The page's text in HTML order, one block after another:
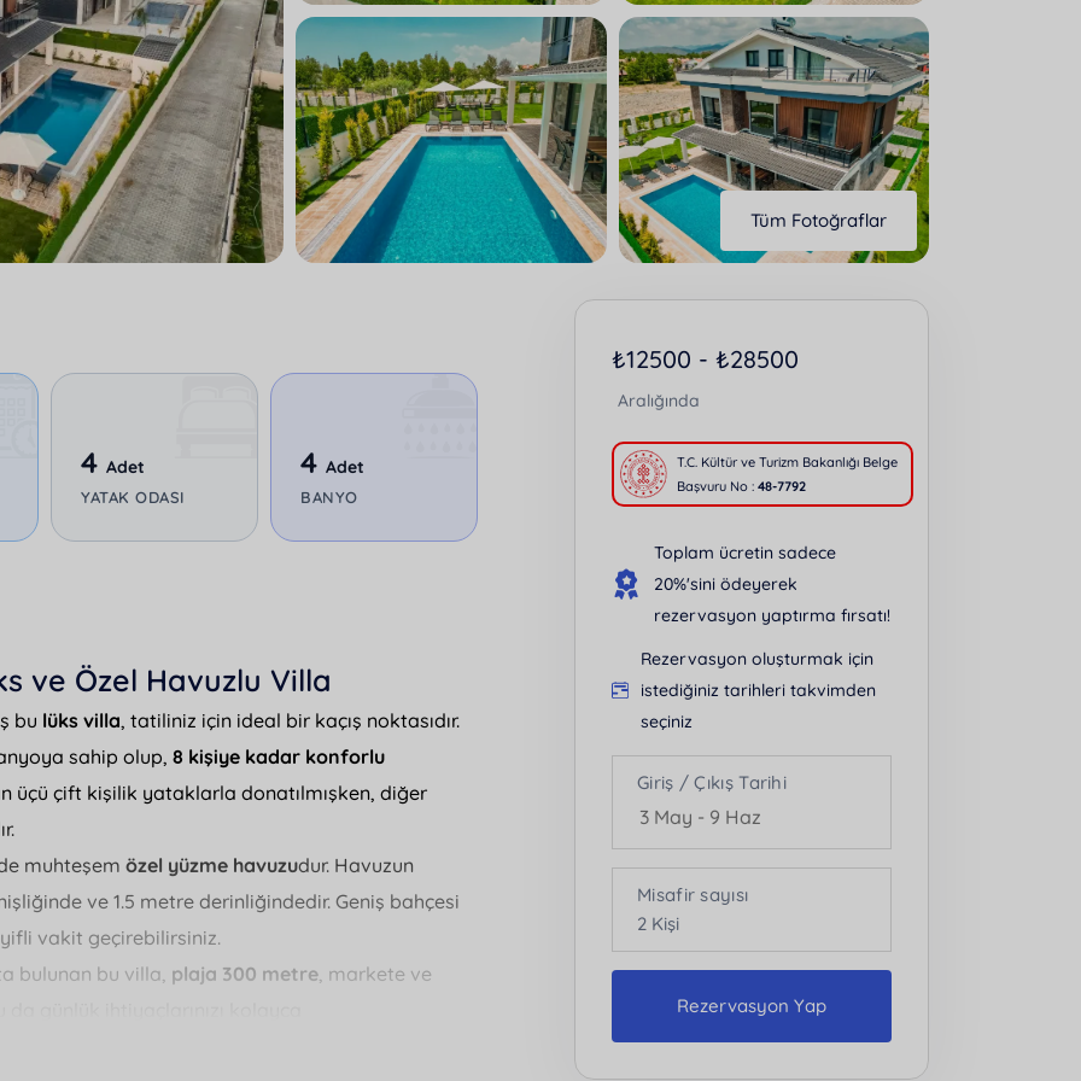
Tüm Fotoğraflar
4 Adet
YATAK ODASI
4 Adet
BANYO
ve Özel Havuzlu Villa
bu lüks villa, tatiliniz için ideal bir kaçış noktasıdır.
sahip olup, 8 kişiye kadar konforlu
üçü çift kişilik yataklarla donatılmışken, diğer
muhteşem özel yüzme havuzudur. Havuzun
ve 1.5 metre derinliğindedir. Geniş bahçesi
vakit geçirebilirsiniz.
bulunan bu villa, plaja 300 metre, markete ve
otopark alanı sayesinde araçlarınızı güvenle
₺12500 - ₺28500
Aralığında
T.C. Kültür ve Turizm Bakanlığı Belge
Başvuru No :48-7792
Toplam ücretin sadece
20%'sini ödeyerek
rezervasyon yaptırma fırsatı!
Rezervasyon oluşturmak için
istediğiniz tarihleri takvimden
seçiniz
Giriş / Çıkış Tarihi
Misafir sayısı
2 Kişi
Kişi Sayısı
Rezervasyon Yap